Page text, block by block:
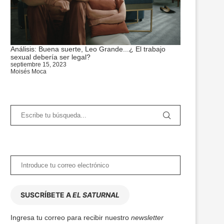
Análisis: Buena suerte, Leo Grande...¿ El trabajo
sexual debería ser legal?
septiembre 15, 2023
Moisés Moca
SUSCRÍBETE AEL SATURNAL
Ingresa tu correo para recibir nuestro newsletter